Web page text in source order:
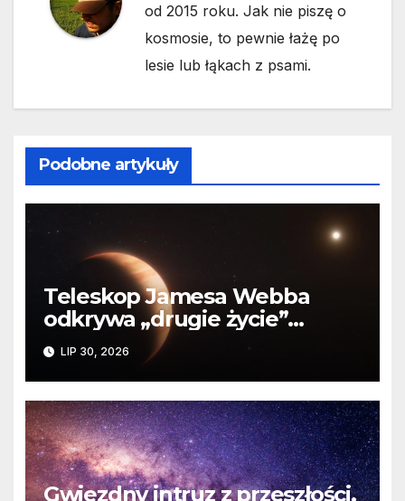
od 2015 roku. Jak nie piszę o
kosmosie, to pewnie łażę po
lesie lub łąkach z psami.
Podobne artykuły
Teleskop Jamesa Webba
odkrywa „drugie życie”
planety krążącej wokół
martwej gwiazdy
LIP 30, 2026
Gwiezdny intruz z przeszłości.